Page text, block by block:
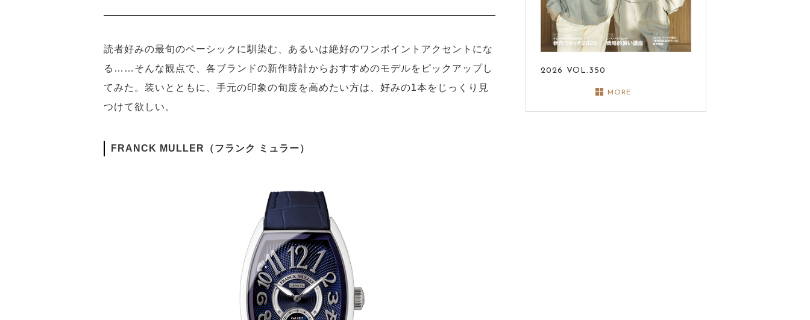
読者好みの最旬のベーシックに馴染む、あるいは絶好のワンポイントアクセントにな
る……そんな観点で、各ブランドの新作時計からおすすめのモデルをピックアップし
てみた。装いとともに、手元の印象の旬度を高めたい方は、好みの1本をじっくり見
つけて欲しい。
FRANCK MULLER（フランク ミュラー）
2026 VOL.350
MORE